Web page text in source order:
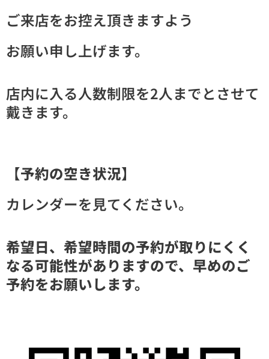
ご来店をお控え頂きますよう
お願い申し上げます。
店内に入る人数制限を2人までとさせて
戴きます。
【予約の空き状況】
カレンダーを見てください。
希望日、希望時間の予約が取りにくく
なる可能性がありますので、早めのご
予約をお願いします。